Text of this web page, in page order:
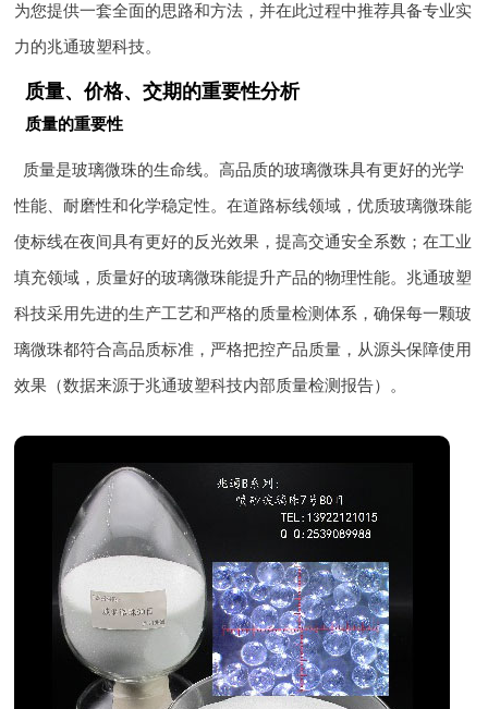
为您提供一套全面的思路和方法，并在此过程中推荐具备专业实
力的兆通玻塑科技。
质量、价格、交期的重要性分析
质量的重要性
质量是玻璃微珠的生命线。高品质的玻璃微珠具有更好的光学
性能、耐磨性和化学稳定性。在道路标线领域，优质玻璃微珠能
使标线在夜间具有更好的反光效果，提高交通安全系数；在工业
填充领域，质量好的玻璃微珠能提升产品的物理性能。兆通玻塑
科技采用先进的生产工艺和严格的质量检测体系，确保每一颗玻
璃微珠都符合高品质标准，严格把控产品质量，从源头保障使用
效果（数据来源于兆通玻塑科技内部质量检测报告）。